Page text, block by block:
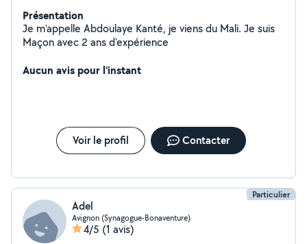
Présentation
Je m'appelle Abdoulaye Kanté, je viens du Mali. Je suis
Maçon avec 2 ans d'expérience
Aucun avis pour l'instant
Voir le profil Contacter
Particulier
Adel
Avignon (Synagogue-Bonaventure)
4/5 (1 avis)